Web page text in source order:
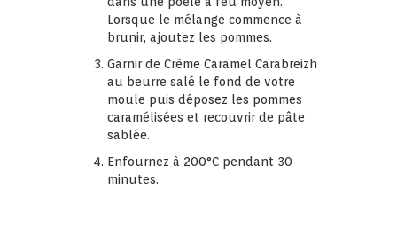
Lorsque le mélange commence à
brunir, ajoutez les pommes.
Garnir de Crème Caramel Carabreizh
au beurre salé le fond de votre
moule puis déposez les pommes
caramélisées et recouvrir de pâte
sablée.
Enfournez à 200°C pendant 30
minutes.